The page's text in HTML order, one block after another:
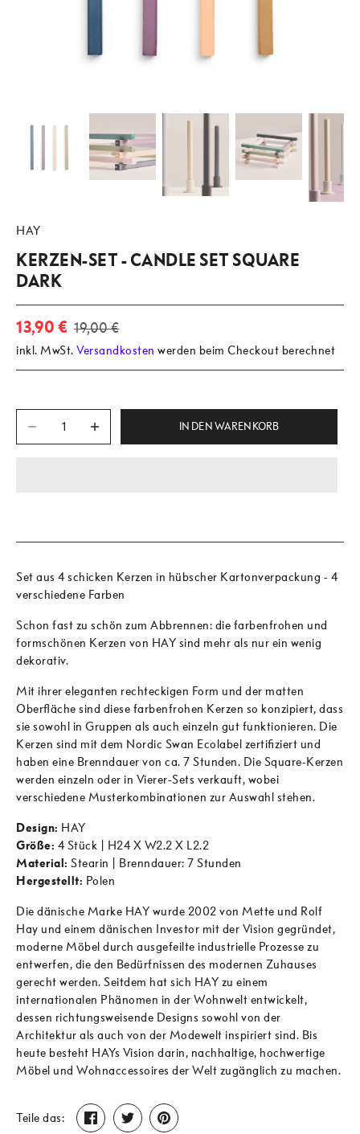
HAY
KERZEN-SET - CANDLE SET SQUARE
DARK
13,90 € 19,00 €
inkl. MwSt. Versandkosten werden beim Checkout berechnet
IN DEN WARENKORB
Set aus 4 schicken Kerzen in hübscher Kartonverpackung - 4
verschiedene Farben
Schon fast zu schön zum Abbrennen: die farbenfrohen und
formschönen Kerzen von HAY sind mehr als nur ein wenig
dekorativ.
Mit ihrer eleganten rechteckigen Form und der matten
Oberfläche sind diese farbenfrohen Kerzen so konzipiert, dass
sie sowohl in Gruppen als auch einzeln gut funktionieren. Die
Kerzen sind mit dem Nordic Swan Ecolabel zertifiziert und
haben eine Brenndauer von ca. 7 Stunden. Die Square-Kerzen
werden einzeln oder in Vierer-Sets verkauft, wobei
verschiedene Musterkombinationen zur Auswahl stehen.
Design: HAY
Größe: 4 Stück |
H24 X W2.2 X L2.2
Material: Stearin | Brenndauer: 7 Stunden
Hergestellt: Polen
Die dänische Marke HAY wurde 2002 von Mette und Rolf
Hay und einem dänischen Investor mit der Vision gegründet,
moderne Möbel durch ausgefeilte industrielle Prozesse zu
entwerfen, die den Bedürfnissen des modernen Zuhauses
gerecht werden. Seitdem hat sich HAY zu einem
internationalen Phänomen in der Wohnwelt entwickelt,
dessen richtungsweisende Designs sowohl von der
Architektur als auch von der Modewelt inspiriert sind. Bis
heute besteht HAYs Vision darin, nachhaltige, hochwertige
Möbel und Wohnaccessoires der Welt zugänglich zu machen.
Teile das: Teilen TwitternPinnen